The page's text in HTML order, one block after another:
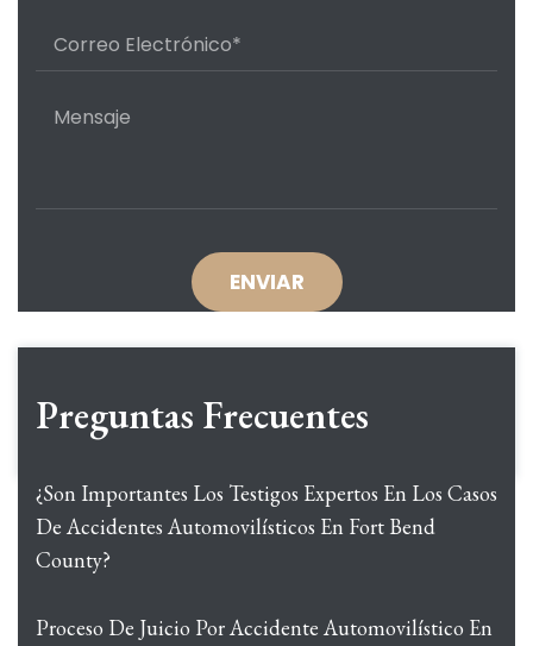
Preguntas Frecuentes
¿Son Importantes Los Testigos Expertos En Los Casos
De Accidentes Automovilísticos En Fort Bend
County?
Proceso De Juicio Por Accidente Automovilístico En